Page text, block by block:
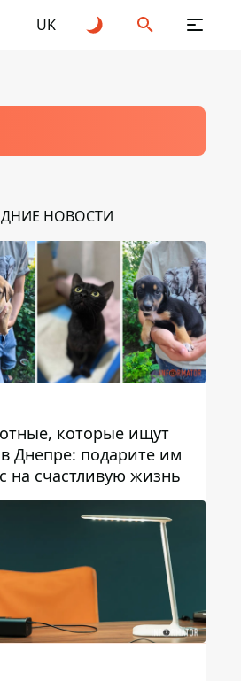
UK
НОВОСТИ
которые ищут
Днепре: подарите им
на счастливую жизнь